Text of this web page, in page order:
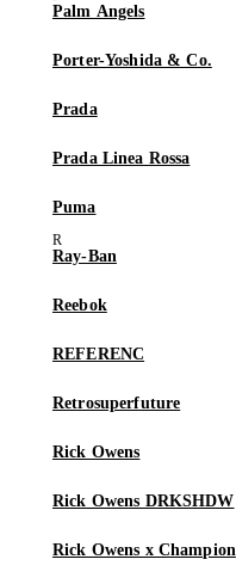
Palm Angels
Porter-Yoshida & Co.
Prada
Prada Linea Rossa
Puma
Ray-Ban
Reebok
REFERENC
Retrosuperfuture
Rick Owens
Rick Owens DRKSHDW
Rick Owens x Champion